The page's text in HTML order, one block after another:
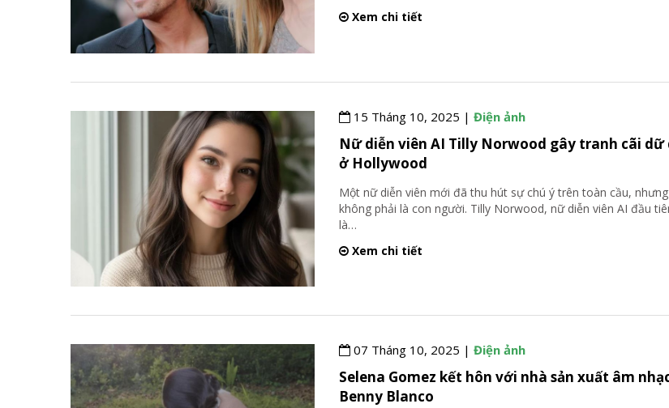
Xem chi tiết
15 Tháng 10, 2025 |Điện ảnh
Nữ diễn viên AI Tilly Norwood gây tranh cãi dữ
ở Hollywood
Một nữ diễn viên mới đã thu hút sự chú ý trên toàn cầu,
không phải là con người. Tilly Norwood, nữ diễn viên AI đầu
là…
Xem chi tiết
07 Tháng 10, 2025 |Điện ảnh
Selena Gomez kết hôn với nhà sản xuất âm
Benny Blanco